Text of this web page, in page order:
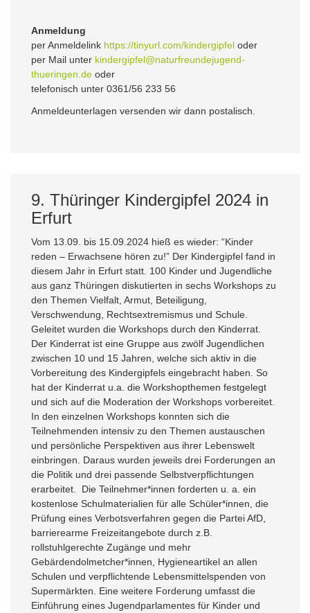
Anmeldung
per Anmeldelink https://tinyurl.com/kindergipfel oder
per Mail unter kindergipfel@naturfreundejugend-
thueringen.de oder
telefonisch unter 0361/56 233 56
Anmeldeunterlagen versenden wir dann postalisch.
9. Thüringer Kindergipfel 2024 in
Erfurt
Vom 13.09. bis 15.09.2024 hieß es wieder: “Kinder
reden – Erwachsene hören zu!” Der Kindergipfel fand in
diesem Jahr in Erfurt statt. 100 Kinder und Jugendliche
aus ganz Thüringen diskutierten in sechs Workshops zu
den Themen Vielfalt, Armut, Beteiligung,
Verschwendung, Rechtsextremismus und Schule.
Geleitet wurden die Workshops durch den Kinderrat.
Der Kinderrat ist eine Gruppe aus zwölf Jugendlichen
zwischen 10 und 15 Jahren, welche sich aktiv in die
Vorbereitung des Kindergipfels eingebracht haben. So
hat der Kinderrat u.a. die Workshopthemen festgelegt
und sich auf die Moderation der Workshops vorbereitet.
In den einzelnen Workshops konnten sich die
Teilnehmenden intensiv zu den Themen austauschen
und persönliche Perspektiven aus ihrer Lebenswelt
einbringen. Daraus wurden jeweils drei Forderungen an
die Politik und drei passende Selbstverpflichtungen
erarbeitet. Die Teilnehmer*innen forderten u. a. ein
kostenlose Schulmaterialien für alle Schüler*innen, die
Prüfung eines Verbotsverfahren gegen die Partei AfD,
barrierearme Freizeitangebote durch z.B.
rollstuhlgerechte Zugänge und mehr
Gebärdendolmetcher*innen, Hygieneartikel an allen
Schulen und verpflichtende Lebensmittelspenden von
Supermärkten. Eine weitere Forderung umfasst die
Einführung eines Jugendparlamentes für Kinder und